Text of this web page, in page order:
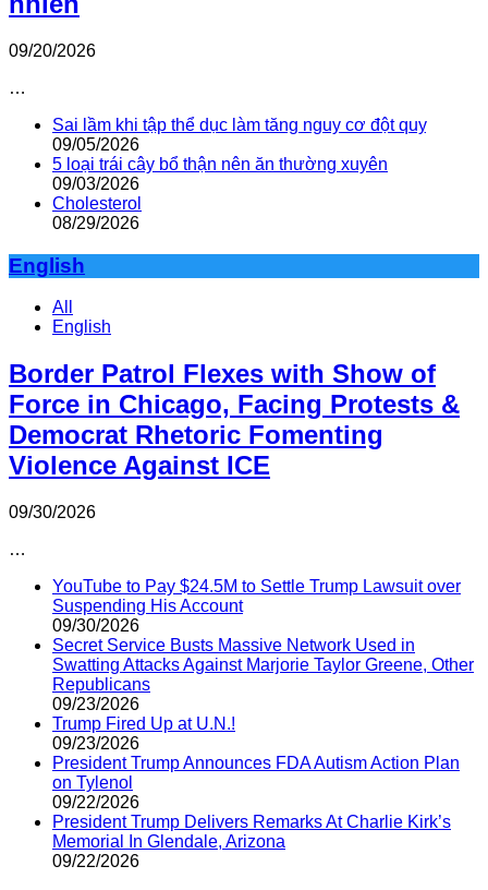
09/20/2026
…
Sai lầm khi tập thể dục làm tăng nguy cơ đột quỵ
09/05/2026
5 loại trái cây bổ thận nên ăn thường xuyên
09/03/2026
Cholesterol
08/29/2026
English
All
English
Border Patrol Flexes with Show of
Force in Chicago, Facing Protests &
Democrat Rhetoric Fomenting
Violence Against ICE
09/30/2026
…
YouTube to Pay $24.5M to Settle Trump Lawsuit over
Suspending His Account
09/30/2026
Secret Service Busts Massive Network Used in
Swatting Attacks Against Marjorie Taylor Greene, Other
Republicans
09/23/2026
Trump Fired Up at U.N.!
09/23/2026
President Trump Announces FDA Autism Action Plan
on Tylenol
09/22/2026
President Trump Delivers Remarks At Charlie Kirk’s
Memorial In Glendale, Arizona
09/22/2026